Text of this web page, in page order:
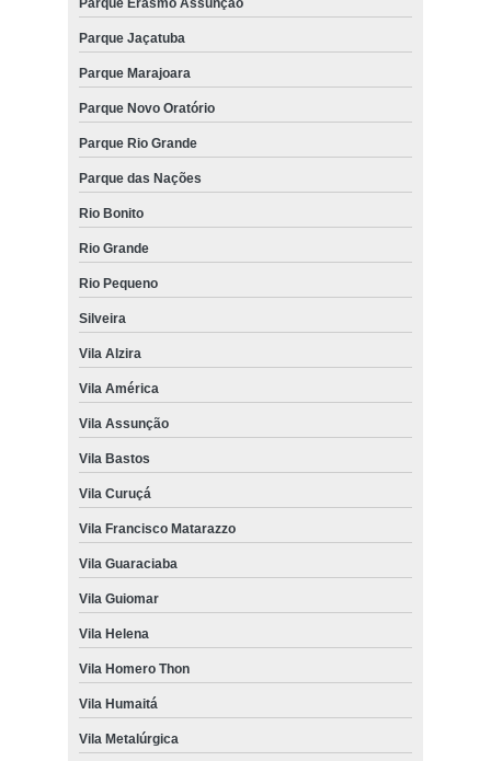
Parque Jaçatuba
Parque Marajoara
Parque Novo Oratório
Parque Rio Grande
Parque das Nações
Rio Bonito
Rio Grande
Rio Pequeno
Silveira
Vila Alzira
Vila América
Vila Assunção
Vila Bastos
Vila Curuçá
Vila Francisco Matarazzo
Vila Guaraciaba
Vila Guiomar
Vila Helena
Vila Homero Thon
Vila Humaitá
Vila Metalúrgica